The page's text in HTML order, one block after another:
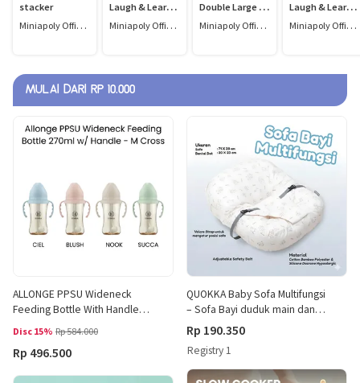
stacker
Miniapoly Official Store
Laugh & Learn
4-In-1 Activity
Table & Easel -
Miniapoly Official Store
Double Large -
mainan papan
sibuk/mainan
Miniapoly Official Store
Laugh & Learn
4-In-1 Activity
Table & Easel -
Miniapoly Official Store
MULAI DARI RP 10.000
ALLONGE PPSU Wideneck
Feeding Bottle With Handle
Disc 15% Rp 584.000
Rp 496.500
QUOKKA Baby Sofa Multifungsi
– Sofa Bayi duduk main dan
Belajar Bayi Sofa Multifungi
Empuk
Rp 190.350
Registry 1